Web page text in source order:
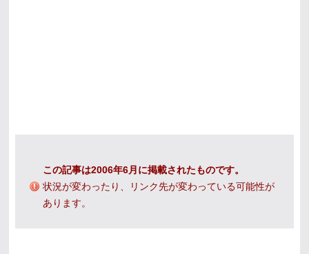
この記事は2006年6月に掲載されたものです。
状況が変わったり、リンク先が変わっている可能性が
あります。